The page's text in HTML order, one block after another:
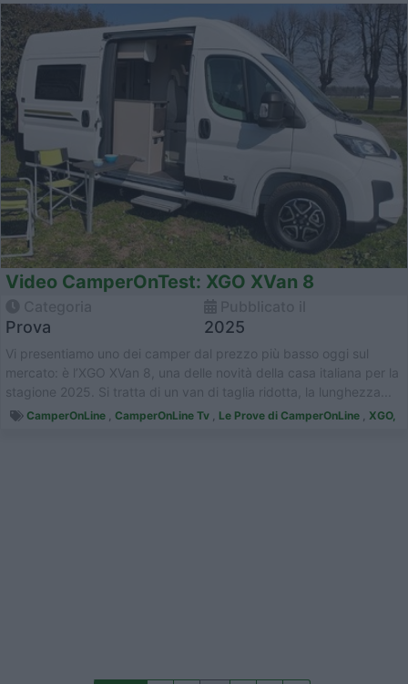
Video CamperOnTest: XGO XVan 8
Prova 2025
Vi presentiamo uno dei camper dal prezzo più basso oggi sul
mercato: è l’XGO XVan 8, una delle novità della casa italiana per la
stagione 2025. Si tratta di un van di taglia ridotta, la lunghezza...
CamperOnLine CamperOnLine Tv Le Prove di CamperOnLine XGO,